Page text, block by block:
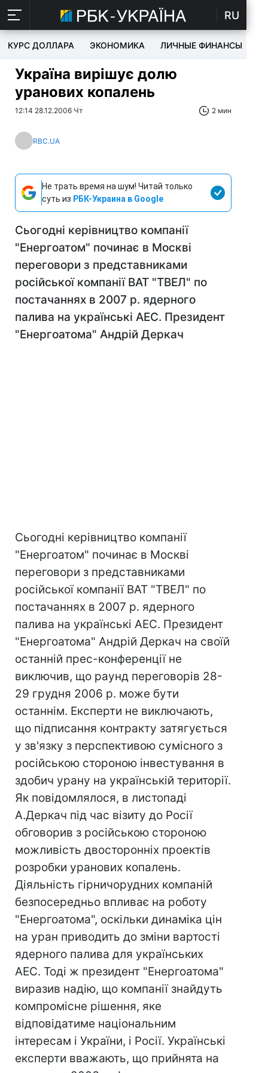
RU
КУРС ДОЛЛАРА ЭКОНОМИКА ЛИЧНЫЕ ФИНАНСЫ
Україна вирішує долю
уранових копалень
12:14 28.12.2006 Чт 2 мин
RBC.UA
Не трать время на шум! Читай только
суть из РБК-Украина в Google
Сьогодні керівництво компанії
"Енергоатом" починає в Москві
переговори з представниками
російської компанії ВАТ "ТВЕЛ" по
постачаннях в 2007 р. ядерного
палива на українські АЕС. Президент
"Енергоатома" Андрій Деркач
Сьогодні керівництво компанії
"Енергоатом" починає в Москві
переговори з представниками
російської компанії ВАТ "ТВЕЛ" по
постачаннях в 2007 р. ядерного
палива на українські АЕС. Президент
"Енергоатома" Андрій Деркач на своїй
останній прес-конференції не
виключив, що раунд переговорів 28-
29 грудня 2006 р. може бути
останнім. Експерти не виключають,
що підписання контракту затягується
у зв'язку з перспективою сумісного з
російською стороною інвестування в
здобич урану на українській території.
Як повідомлялося, в листопаді
А.Деркач під час візиту до Росії
обговорив з російською стороною
можливість двосторонніх проектів
розробки уранових копалень.
Діяльність гірничорудних компаній
безпосередньо впливає на роботу
"Енергоатома", оскільки динаміка цін
на уран приводить до зміни вартості
ядерного палива для українських
АЕС. Тоді ж президент "Енергоатома"
виразив надію, що компанії знайдуть
компромісне рішення, яке
відповідатиме національним
інтересам і України, і Росії. Українські
експерти вважають, що прийнята на